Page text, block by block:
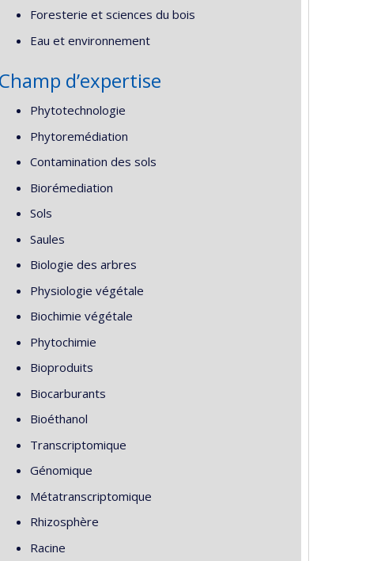
Foresterie et sciences du bois
Eau et environnement
Champ d’expertise
Phytotechnologie
Phytoremédiation
Contamination des sols
Biorémediation
Sols
Saules
Biologie des arbres
Physiologie végétale
Biochimie végétale
Phytochimie
Bioproduits
Biocarburants
Bioéthanol
Transcriptomique
Génomique
Métatranscriptomique
Rhizosphère
Racine